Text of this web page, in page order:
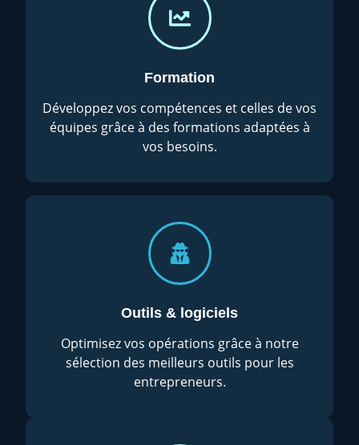
Formation
Développez vos compétences et celles de vos
équipes grâce à des formations adaptées à
vos besoins.
Outils & logiciels
Optimisez vos opérations grâce à notre
sélection des meilleurs outils pour les
entrepreneurs.